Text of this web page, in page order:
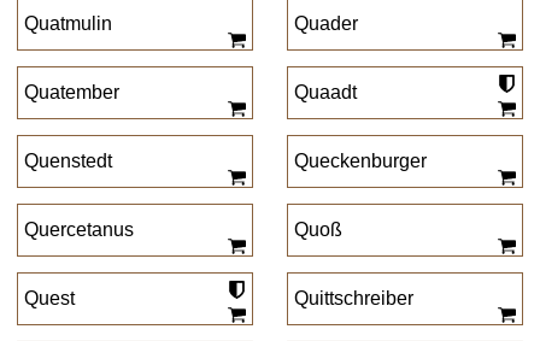
Quatmulin Quader
Quatember Quaadt
Quenstedt Queckenburger
Quercetanus Quoß
Quest Quittschreiber